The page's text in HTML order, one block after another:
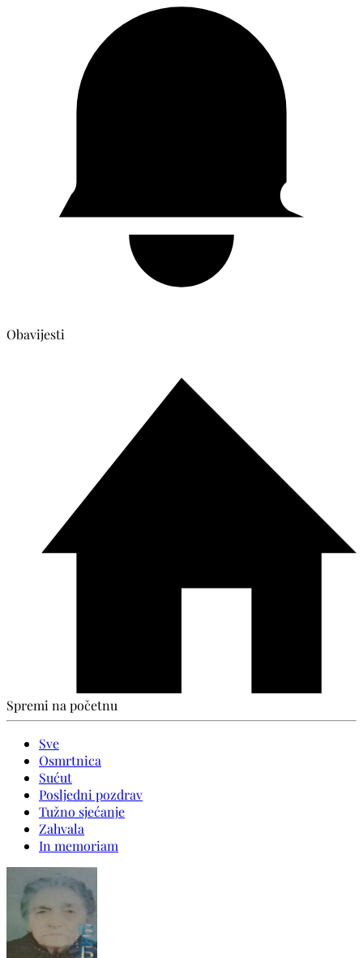
Obavijesti
Spremi na početnu
Sve
Osmrtnica
Sućut
Posljedni pozdrav
Tužno sjećanje
Zahvala
In memoriam